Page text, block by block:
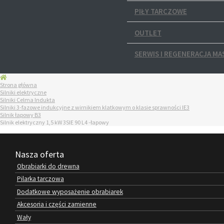
PIŁY TARCZOWE
OUTLET
SERWIS I REGENERACJA
Strona główna
Silniki elektryczne
Silniki Celma Indukta
Silniki 3-fazowe indukcyjne z wirnikiem klatkowym o klasie sprawności IE3
Silnik łapowy B3
Silnik elektryczny 1,5 kW 3SIE 90 L4 -łapowy
Nasza oferta
Obrabiarki do drewna
Pilarka tarczowa
Dodatkowe wyposażenie obrabiarek
Akcesoria i części zamienne
Wały